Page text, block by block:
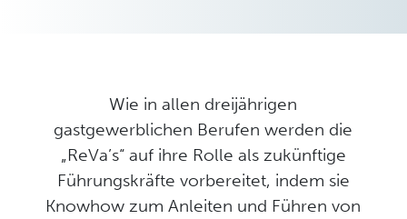
Wie in allen dreijährigen
gastgewerblichen Berufen werden die
„ReVa’s“ auf ihre Rolle als zukünftige
Führungskräfte vorbereitet, indem sie
Knowhow zum Anleiten und Führen von